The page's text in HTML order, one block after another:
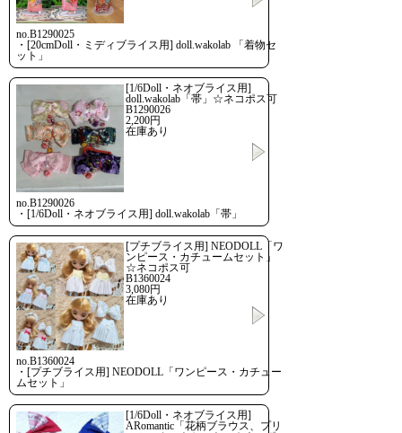
no.B1290025
・[20cmDoll・ミディブライス用] doll.wakolab 「着物セ
ット」
[1/6Doll・ネオブライス用]
doll.wakolab「帯」☆ネコポス可
B1290026
2,200円
在庫あり
no.B1290026
・[1/6Doll・ネオブライス用] doll.wakolab「帯」
[プチブライス用] NEODOLL「ワ
ンピース・カチュームセット」
☆ネコポス可
B1360024
3,080円
在庫あり
no.B1360024
・[プチブライス用] NEODOLL「ワンピース・カチュー
ムセット」
[1/6Doll・ネオブライス用]
ARomantic「花柄ブラウス、プリ